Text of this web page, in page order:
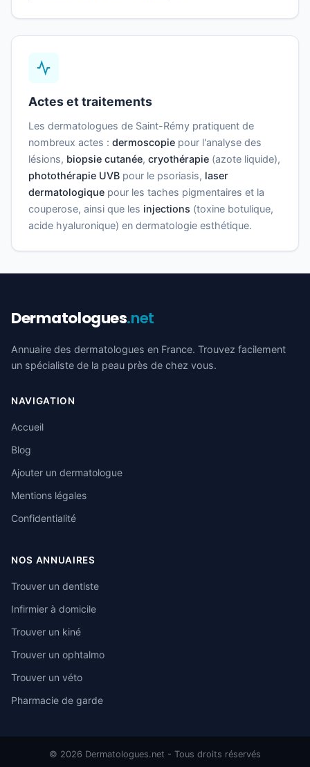
Actes et traitements
Les dermatologues de Saint-Rémy pratiquent de
nombreux actes : dermoscopie pour l'analyse des
lésions, biopsie cutanée, cryothérapie (azote liquide),
photothérapie UVB pour le psoriasis, laser
dermatologique pour les taches pigmentaires et la
couperose, ainsi que les injections (toxine botulique,
acide hyaluronique) en dermatologie esthétique.
Dermatologues.net
Annuaire des dermatologues en France. Trouvez facilement
un spécialiste de la peau près de chez vous.
NAVIGATION
Accueil
Blog
Ajouter un dermatologue
Mentions légales
Confidentialité
NOS ANNUAIRES
Trouver un dentiste
Infirmier à domicile
Trouver un kiné
Trouver un ophtalmo
Trouver un véto
Pharmacie de garde
© 2026 Dermatologues.net - Tous droits réservés